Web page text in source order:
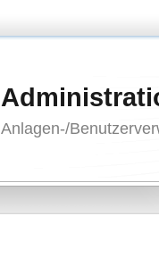
Anlagen-/